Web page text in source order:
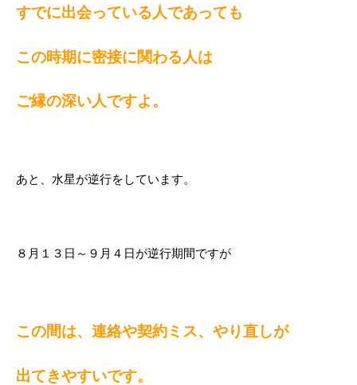
すでに出会っている人であっても
この時期に密接に関わる人は
ご縁の深い人ですよ。
あと、水星が逆行をしています。
８月１３日～９月４日が逆行期間ですが
この間は、連絡や契約ミス、やり直しが
出てきやすいです。